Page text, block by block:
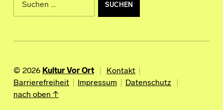
© 2026 Kultur Vor Ort
Kontakt
Barrierefreiheit
Impressum
Datenschutz
nach oben ↑